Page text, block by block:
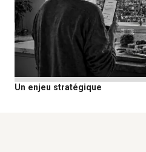
Un enjeu stratégique